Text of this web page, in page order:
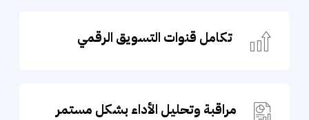
تكامل قنوات التسويق الرقمي
مراقبة وتحليل الأداء بشكل مستمر